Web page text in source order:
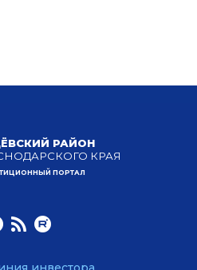
РАЙОН
КРАЯ
ПОРТАЛ